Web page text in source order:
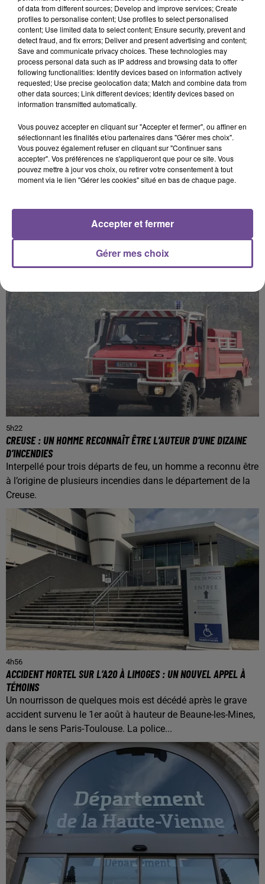
Cet élément est masqué compte-tenu du refus du
dépôt de cookies que vous avez exprimé. Si vous
souhaitez l'afficher, merci de nous donner votre accord
Afficher l'élément
PRÈS DE CHEZ VOUS
5h22
CREUSE : UN HOMME RECONNAÎT ÊTRE L’AUTEUR D’UNE DIZAINE
D’INCENDIES
Interpellé pour trois départs de feu, un homme a reconnu être
à l’origine de plusieurs incendies dans le département de la
Creuse.
4h56
ACCIDENT MORTEL SUR L’A20 À LIMOGES : UN NOUVEL APPEL À
TÉMOINS
Un nourrisson de quelques mois est décédé après le grave
accident survenu le 1er août à hauteur de Beaune-les-Mines,
dans le sens Paris-Toulouse. La police...
of data from different sources; Develop and improve services; Create
profiles to personalise content; Use profiles to select personalised
content; Use limited data to select content; Ensure security, prevent and
detect fraud, and fix errors; Deliver and present advertising and content;
Save and communicate privacy choices. These technologies may
process personal data such as IP address and browsing data to offer
following functionalities: Identify devices based on information actively
requested; Use precise geolocation data; Match and combine data from
other data sources; Link different devices; Identify devices based on
information transmitted automatically.
Vous pouvez accepter en cliquant sur "Accepter et fermer", ou affiner en
sélectionnant les finalités et/ou partenaires dans "Gérer mes choix".
Vous pouvez également refuser en cliquant sur "Continuer sans
accepter". Vos préférences ne s'appliqueront que pour ce site. Vous
pouvez mettre à jour vos choix, ou retirer votre consentement à tout
moment via le lien "Gérer les cookies" situé en bas de chaque page.
Gérer mes choix
Accepter et fermer